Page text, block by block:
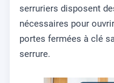
serruriers disposent
nécessaires pour
portes fermées à clé
serrure.